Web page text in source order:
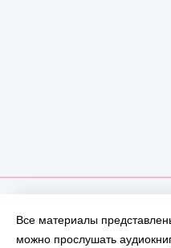
Все материалы
можно прослушать